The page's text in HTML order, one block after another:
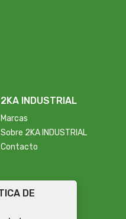
DE
2KA INDUSTRIAL
Marcas
Sobre 2KA INDUSTRIAL
Contacto